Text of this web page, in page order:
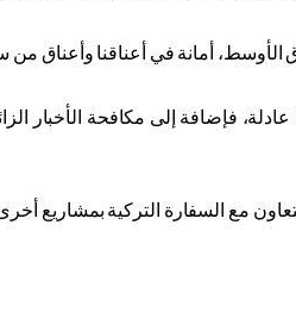
الأوسط، أمانة في أعناقنا وأعناق
فإضافة إلى مكافحة الأخبار
مع السفارة التركية بمشاريع